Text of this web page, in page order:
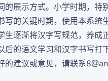
的展示方式。小学时期，特
写的关键时期，使用本系统
生逐渐将汉字写规范，养成
后的语文学习和汉字书写打
的建议或意见，请联系